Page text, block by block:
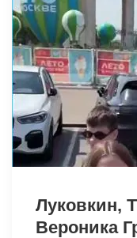
Луковкин,
Вероника